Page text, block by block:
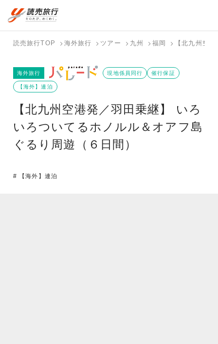
国内旅行トップ
バスツアー
を探す
個人旅行
（ブーケ）を探す
ら探す
探す
す
海外旅行トップ
海外特集か
ら探す
テーマから
探す
す
読売旅行TOP 海外旅行 ツアー 九州 福岡 【北九州空
【北九州空港発／羽田乗継】 いろ
いろついてるホノルル＆オアフ島
ぐるり周遊（６日間）
海外旅行 現地係員同行 催行保証
【海外】連泊
# 【海外】連泊